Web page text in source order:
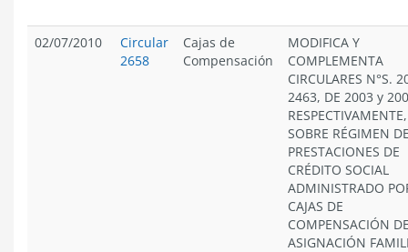
02/07/2010
Circular
2658
Cajas de
Compensación
MODIFICA Y
COMPLEMENTA
CIRCULARES N°S.
2463, DE 2003 y
RESPECTIVAMENTE,
SOBRE RÉGIMEN
PRESTACIONES DE
CRÉDITO SOCIAL
ADMINISTRADO
CAJAS DE
COMPENSACIÓN
ASIGNACIÓN